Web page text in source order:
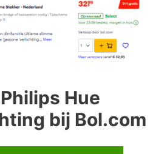
Hue
bij Bol.com